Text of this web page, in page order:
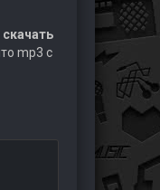
скачать
mp3 с